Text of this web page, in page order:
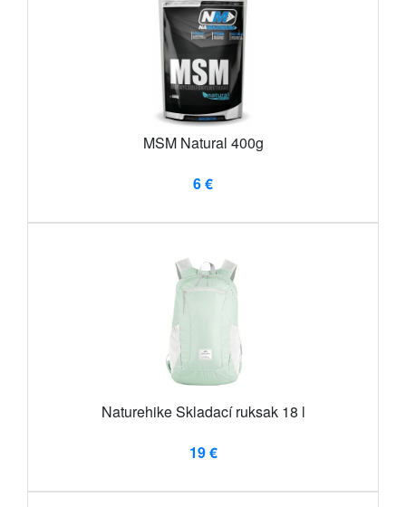
MSM Natural 400g
6 €
Naturehike Skladací ruksak 18 l
19 €